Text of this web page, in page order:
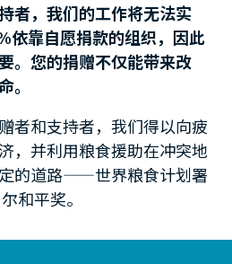
者，我们的工作将无法实
依靠自愿捐款的组织，因此
。您的捐赠不仅能带来改
。
者和支持者，我们得以向疲
，并利用粮食援助在冲突地
的道路——世界粮食计划署
和平奖。